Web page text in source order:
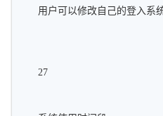
用户可以修改自己的登入系
27